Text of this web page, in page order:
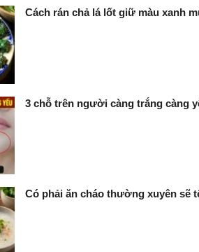
Cách rán chả lá lốt giữ màu xanh
3 chỗ trên người càng trắng càng
Có phải ăn cháo thường xuyên sẽ